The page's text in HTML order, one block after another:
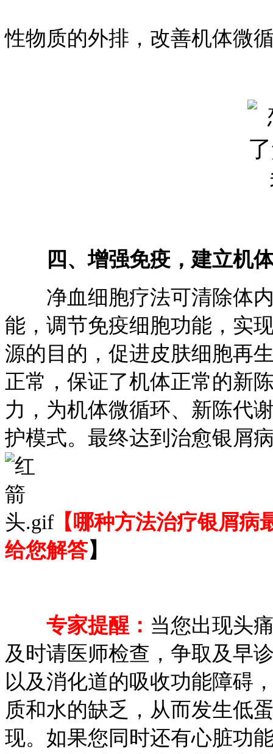
性物质的外排，改善机体微
四、增强免疫，建立机
净血细胞疗法可清除体内
能，调节免疫细胞功能，实
源的目的，促进皮肤细胞再
正常，保证了机体正常的新
力，为机体微循环、新陈代
护模式。最终达到治愈银屑
【哪种方法治疗银屑病
给您解答】
专家提醒： 当您出现头
及时请医师检查，争取及早
以及消化道的吸收功能障碍
质和水的缺乏，从而发生低
现。如果您同时还有心脏功